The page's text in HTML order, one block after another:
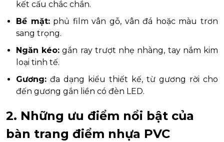
kết cấu chắc chắn.
Bề mặt:phủ film vân gỗ, vân đá hoặc màu trơn
sang trọng.
Ngăn kéo: gắn ray trượt nhẹ nhàng, tay nắm kim
loại tinh tế.
Gương: đa dạng kiểu thiết kế, từ gương rời cho
đến gương gắn liền có đèn LED.
2. Những ưu điểm nổi bật của
bàn trang điểm nhựa PVC